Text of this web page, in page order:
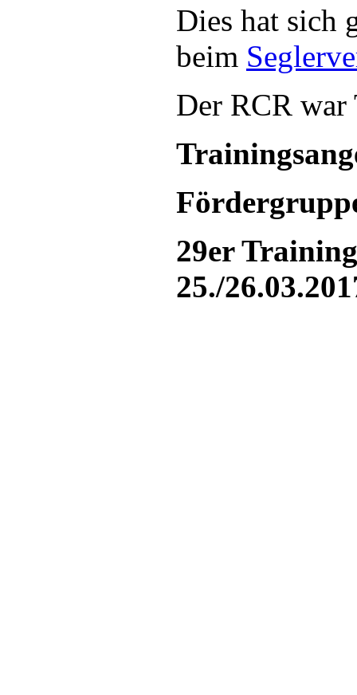
Dies hat sich
beim
Der RCR war
29er
25./